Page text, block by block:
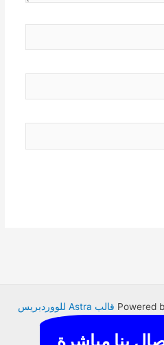
بنا مباشرة
قالب Astra للووردبريس